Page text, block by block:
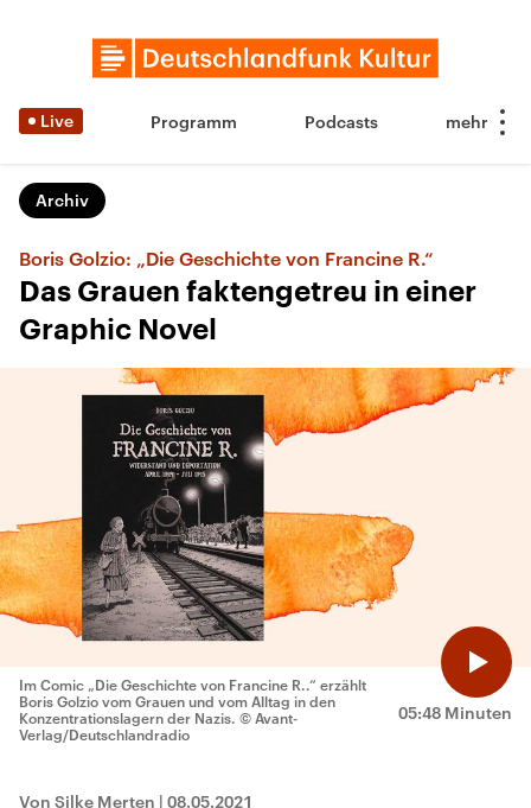
Live Programm Podcasts
Archiv
Boris Golzio: „Die Geschichte von Francine R.“
Das Grauen faktengetreu in einer
Graphic Novel
05:48 Minuten
Im Comic „Die Geschichte von Francine R..“ erzählt
Boris Golzio vom Grauen und vom Alltag in den
Konzentrationslagern der Nazis. © Avant-
Verlag/Deutschlandradio
Von Silke Merten | 08.05.2021